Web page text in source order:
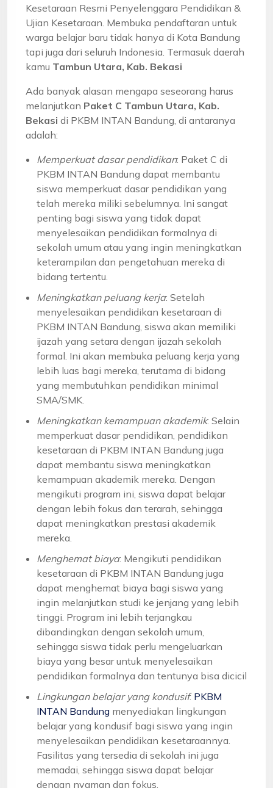
Kesetaraan Resmi Penyelenggara Pendidikan &
Ujian Kesetaraan. Membuka pendaftaran untuk
warga belajar baru tidak hanya di Kota Bandung
tapi juga dari seluruh Indonesia. Termasuk daerah
kamu Tambun Utara, Kab. Bekasi
Ada banyak alasan mengapa seseorang harus
melanjutkan Paket C Tambun Utara, Kab.
Bekasi di PKBM INTAN Bandung, di antaranya
adalah:
Memperkuat dasar pendidikan: Paket C di
PKBM INTAN Bandung dapat membantu
siswa memperkuat dasar pendidikan yang
telah mereka miliki sebelumnya. Ini sangat
penting bagi siswa yang tidak dapat
menyelesaikan pendidikan formalnya di
sekolah umum atau yang ingin meningkatkan
keterampilan dan pengetahuan mereka di
bidang tertentu.
Meningkatkan peluang kerja: Setelah
menyelesaikan pendidikan kesetaraan di
PKBM INTAN Bandung, siswa akan memiliki
ijazah yang setara dengan ijazah sekolah
formal. Ini akan membuka peluang kerja yang
lebih luas bagi mereka, terutama di bidang
yang membutuhkan pendidikan minimal
SMA/SMK.
Meningkatkan kemampuan akademik: Selain
memperkuat dasar pendidikan, pendidikan
kesetaraan di PKBM INTAN Bandung juga
dapat membantu siswa meningkatkan
kemampuan akademik mereka. Dengan
mengikuti program ini, siswa dapat belajar
dengan lebih fokus dan terarah, sehingga
dapat meningkatkan prestasi akademik
mereka.
Menghemat biaya: Mengikuti pendidikan
kesetaraan di PKBM INTAN Bandung juga
dapat menghemat biaya bagi siswa yang
ingin melanjutkan studi ke jenjang yang lebih
tinggi. Program ini lebih terjangkau
dibandingkan dengan sekolah umum,
sehingga siswa tidak perlu mengeluarkan
biaya yang besar untuk menyelesaikan
pendidikan formalnya dan tentunya bisa dicicil
Lingkungan belajar yang kondusif: PKBM
INTAN Bandung menyediakan lingkungan
belajar yang kondusif bagi siswa yang ingin
menyelesaikan pendidikan kesetaraannya.
Fasilitas yang tersedia di sekolah ini juga
memadai, sehingga siswa dapat belajar
dengan nyaman dan fokus.